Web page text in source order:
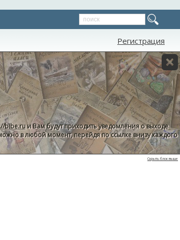
Регистрация
bibe.ruи Вам будут приходить уведомления о выходе
в любой момент, перейдя по ссылке внизу каждого
Скрыть блок выше